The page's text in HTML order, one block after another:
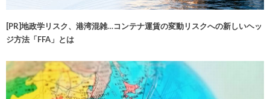
[PR]地政学リスク、港湾混雑…コンテナ運賃の変動リスクへの新しいヘッ
ジ方法「FFA」とは